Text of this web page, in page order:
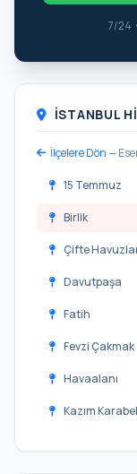
7/24
İSTANBUL
İlçelere Dön—
15 Temmuz
Birlik
Çifte
Davutpaşa
Fatih
Fevzi Çakmak
Havaalanı
Kazım